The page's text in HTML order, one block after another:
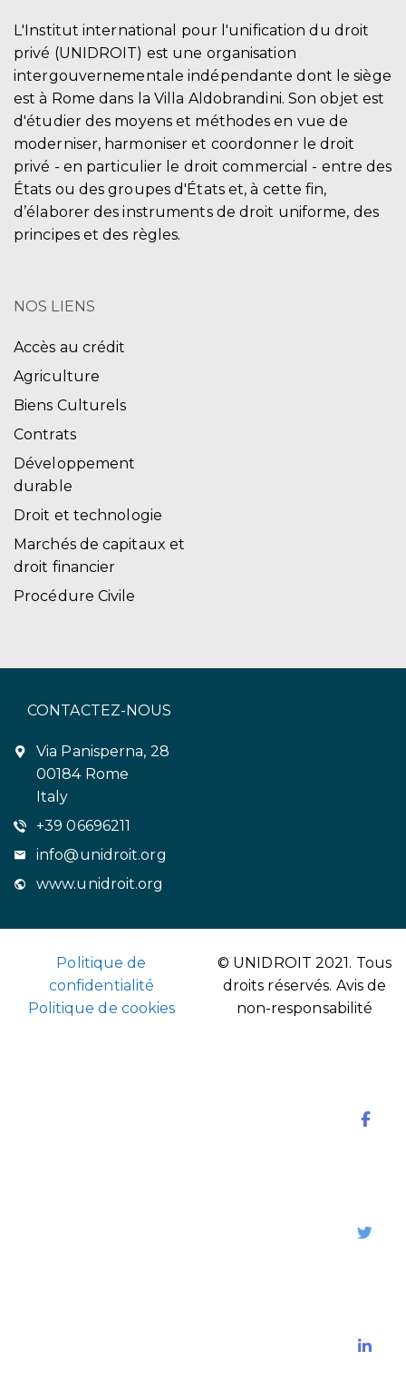
L'Institut international pour l'unification du droit
privé (UNIDROIT) est une organisation
intergouvernementale indépendante dont le siège
est à Rome dans la Villa Aldobrandini. Son objet est
d'étudier des moyens et méthodes en vue de
moderniser, harmoniser et coordonner le droit
privé - en particulier le droit commercial - entre des
États ou des groupes d'États et, à cette fin,
d’élaborer des instruments de droit uniforme, des
principes et des règles.
NOS LIENS
Accès au crédit
Agriculture
Biens Culturels
Contrats
Développement
durable
Droit et technologie
Marchés de capitaux et
droit financier
Procédure Civile
CONTACTEZ-NOUS
Via Panisperna, 28
00184 Rome
Italy
+39 06696211
info@unidroit.org
www.unidroit.org
Politique de
confidentialité
Politique de cookies
© UNIDROIT 2021. Tous
droits réservés. Avis de
non-responsabilité